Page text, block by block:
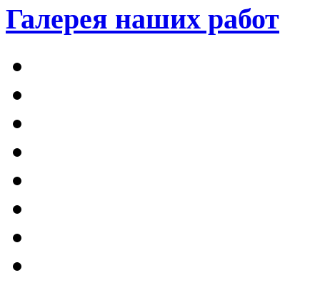
Галерея наших работ